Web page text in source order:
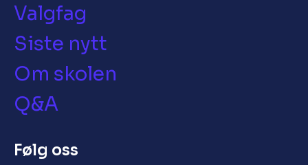
Valgfag
Siste nytt
Om skolen
Q&A
Følg oss